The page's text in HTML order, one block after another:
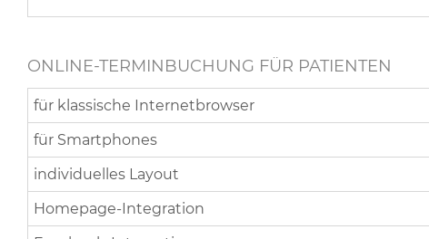
ONLINE-TERMINBUCHUNG FÜR PATIENTEN
für klassische Internetbrowser
für Smartphones
individuelles Layout
Homepage-Integration